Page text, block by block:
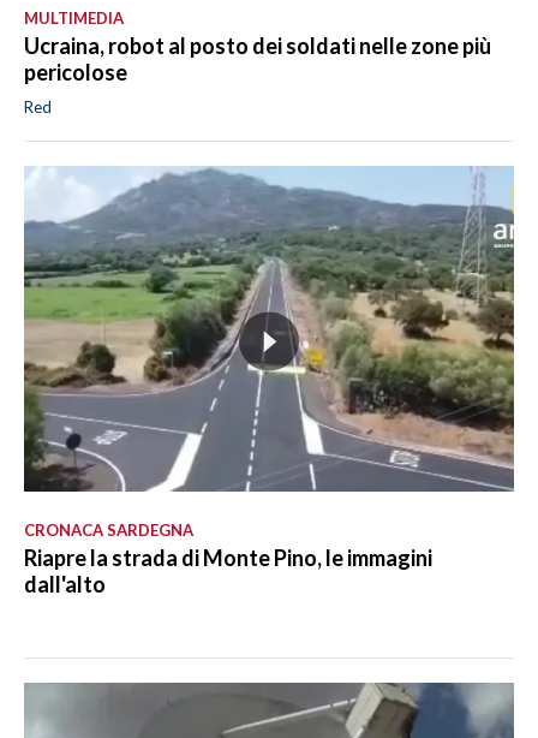
MULTIMEDIA
Ucraina, robot al posto dei soldati nelle zone più
pericolose
Red
CRONACA SARDEGNA
Riapre la strada di Monte Pino, le immagini
dall'alto